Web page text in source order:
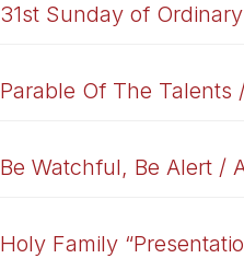
31st Sunday of
Parable Of The Talents
Be Watchful, Be Alert /
Holy Family